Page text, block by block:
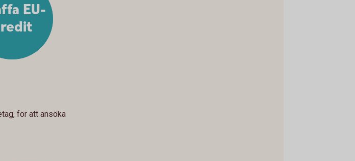
EU-
för att ansöka